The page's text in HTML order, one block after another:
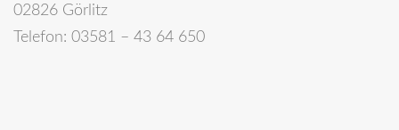
02826 Görlitz
Telefon: 03581 – 43 64 650